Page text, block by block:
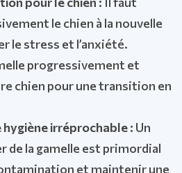
le chien à la nouvelle
le stress et l’anxiété.
progressivement et
chien pour une transition en
hygiène irréprochable : Un
de la gamelle est primordial
et maintenir une